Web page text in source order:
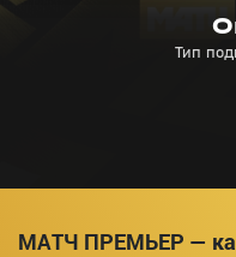
МАТЧ ПРЕМЬЕР —